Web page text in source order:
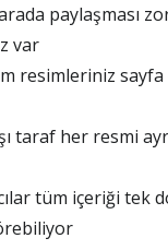
paylaşması
var
resimleriniz
taraf her resmi
tüm içeriği tek